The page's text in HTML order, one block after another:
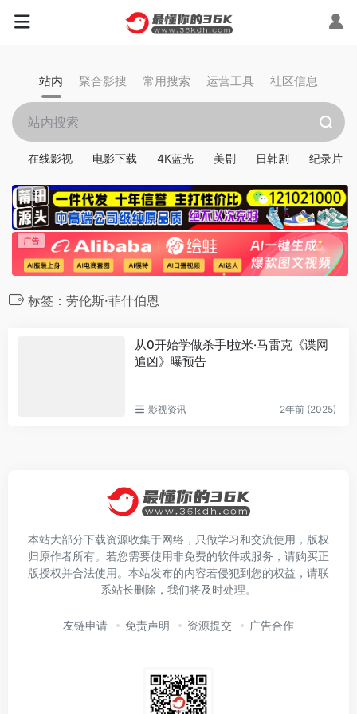
站内 聚合影搜 常用搜索 运营工具 社区信息
在线影视 电影下载 4K蓝光 美剧 日韩剧 纪录片
标签：劳伦斯·菲什伯恩
从0开始学做杀手!拉米·马雷克《谍网
追凶》曝预告
影视资讯 2年前 (2025)
本站大部分下载资源收集于网络，只做学习和交流使用，版权
归原作者所有。若您需要使用非免费的软件或服务，请购买正
版授权并合法使用。本站发布的内容若侵犯到您的权益，请联
系站长删除，我们将及时处理。
友链申请 免责声明 资源提交 广告合作